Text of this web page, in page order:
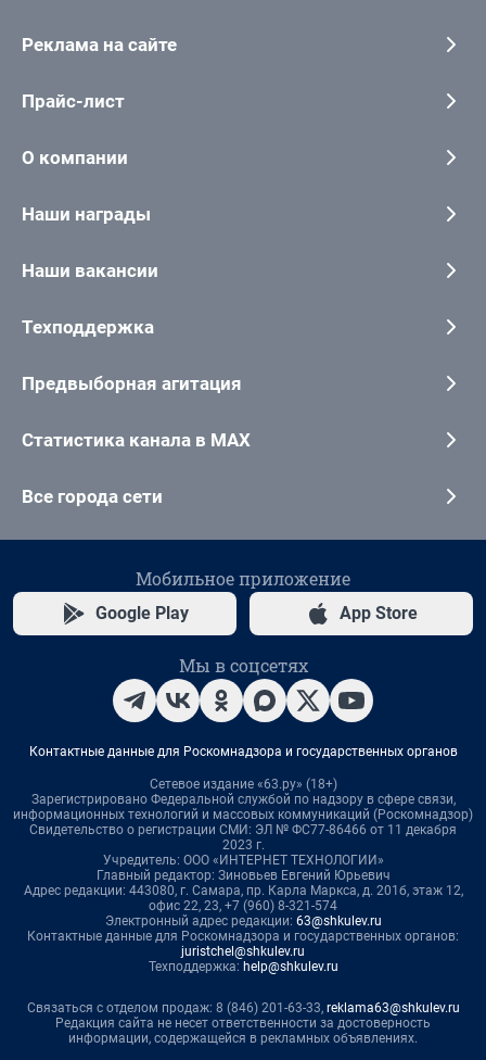
Реклама на сайте
Прайс-лист
О компании
Наши награды
Наши вакансии
Техподдержка
Предвыборная агитация
Статистика канала в MAX
Все города сети
Мобильное приложение
Google Play App Store
Мы в соцсетях
Контактные данные для Роскомнадзора и государственных органов
Сетевое издание «63.ру» (18+)
Зарегистрировано Федеральной службой по надзору в сфере связи,
информационных технологий и массовых коммуникаций (Роскомнадзор)
Свидетельство о регистрации СМИ: ЭЛ № ФС77-86466 от 11 декабря
2023 г.
Учредитель: ООО «ИНТЕРНЕТ ТЕХНОЛОГИИ»
Главный редактор: Зиновьев Евгений Юрьевич
Адрес редакции: 443080, г. Самара, пр. Карла Маркса, д. 201б, этаж 12,
офис 22, 23, +7 (960) 8-321-574
Электронный адрес редакции: 63@shkulev.ru
Контактные данные для Роскомнадзора и государственных органов:
juristchel@shkulev.ru
Техподдержка: help@shkulev.ru
Связаться с отделом продаж: 8 (846) 201-63-33, reklama63@shkulev.ru
Редакция сайта не несет ответственности за достоверность
информации, содержащейся в рекламных объявлениях.